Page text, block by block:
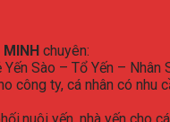
MINH chuyên:
Sào – Tổ Yến – Nhân
công ty, cá nhân có nhu